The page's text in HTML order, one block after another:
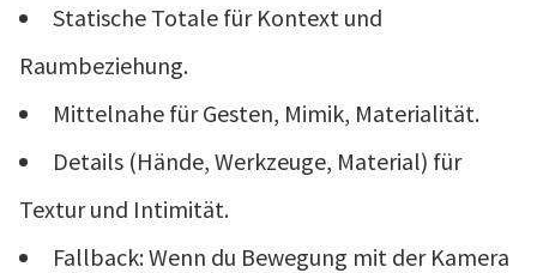
Statische Totale für Kontext und
Raumbeziehung.
Mittelnahe für Gesten, Mimik, Materialität.
Details (Hände, Werkzeuge, Material) für
Textur und Intimität.
Fallback: Wenn du Bewegung mit der Kamera